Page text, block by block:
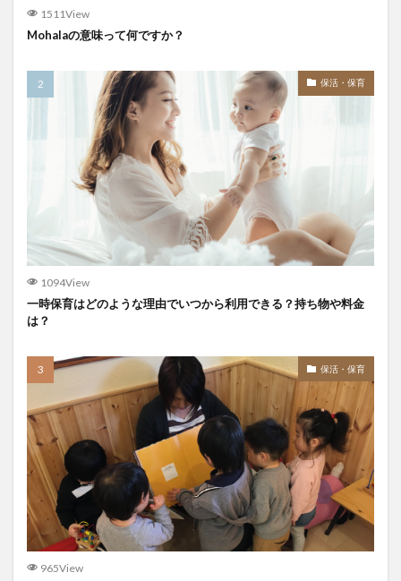
1511View
Mohalaの意味って何ですか？
保活・保育
1094View
一時保育はどのような理由でいつから利用できる？持ち物や料金
は？
保活・保育
965View